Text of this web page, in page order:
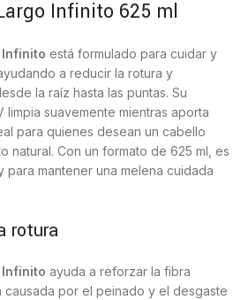
Infinito 625 ml
Infinito está formulado para cuidar y
a reducir la rotura y
la raíz hasta las puntas. Su
limpia suavemente mientras aporta
para quienes desean un cabello
natural. Con un formato de 625 ml, es
mantener una melena cuidada
rotura
Infinito ayuda a reforzar la fibra
por el peinado y el desgaste